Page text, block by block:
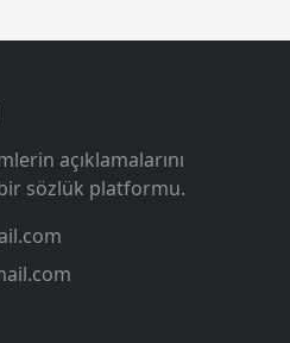
açıklamalarını
sözlük platformu.